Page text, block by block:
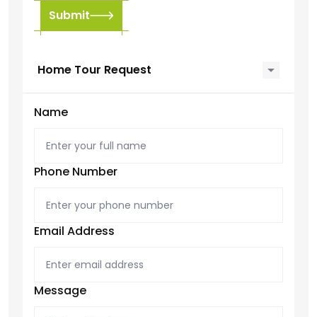
Submit
Home Tour Request
Name
Phone Number
Email Address
Message